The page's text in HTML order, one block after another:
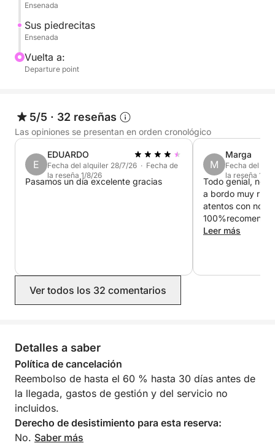
Ensenada
Sus piedrecitas
Ensenada
Vuelta a:
Departure point
5/5 · 32 reseñas
Las opiniones se presentan en orden cronológico
E
EDUARDO
Fecha del alquiler 28/7/26 · Fecha de
la reseña 1/8/26
Pasamos un día excelente gracias
M
Marga
Fecha del
la reseña 13/
Todo genial, nos
a bordo muy rica
atentos con
Leer más
Ver todos los 32 comentarios
Detalles a saber
Política de cancelación
Reembolso de hasta el 60 % hasta 30 días antes de
la llegada, gastos de gestión y del servicio no
incluidos.
Derecho de desistimiento para esta reserva:
No. Saber más